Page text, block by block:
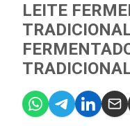
LEITE